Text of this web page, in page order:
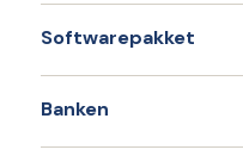
Softwarepakket
Banken